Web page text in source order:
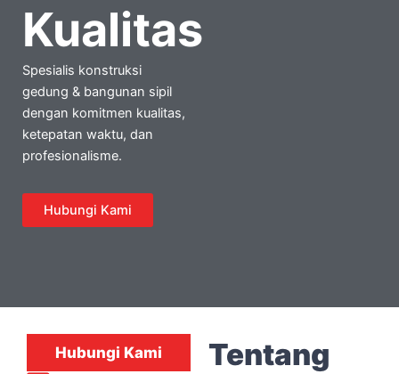
Kualitas
Spesialis konstruksi
gedung & bangunan sipil
dengan komitmen kualitas,
ketepatan waktu, dan
profesionalisme.
Hubungi Kami
Hubungi Kami
Tentang